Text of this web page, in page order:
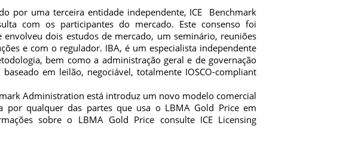
por uma terceira entidade independente, ICE Benchmark
com os participantes do mercado. Este consenso foi
dois estudos de mercado, um seminário, reuniões
e com o regulador. IBA, é um especialista independente
bem como a administração geral e de governação
em leilão, negociável, totalmente IOSCO-compliant
Administration está introduz um novo modelo comercial
qualquer das partes que usa o LBMA Gold Price em
sobre o LBMA Gold Price consulte ICE Licensing